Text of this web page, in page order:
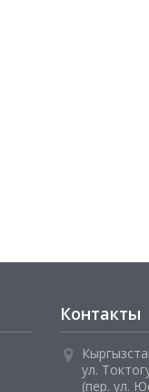
Контакты
ул.
(пер. ул.